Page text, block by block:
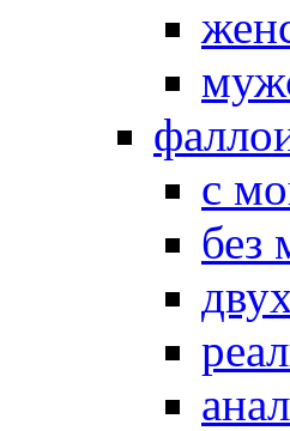
с
без